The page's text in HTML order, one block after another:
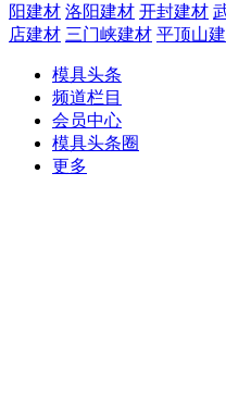
阳建材 洛阳建材 开封建材
店建材 三门峡建材 平顶山
模具头条
频道栏目
会员中心
模具头条圈
更多